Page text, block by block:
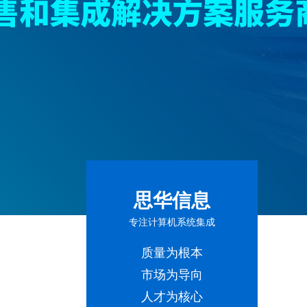
思华信息
专注计算机系统集成
质量为根本
市场为导向
人才为核心